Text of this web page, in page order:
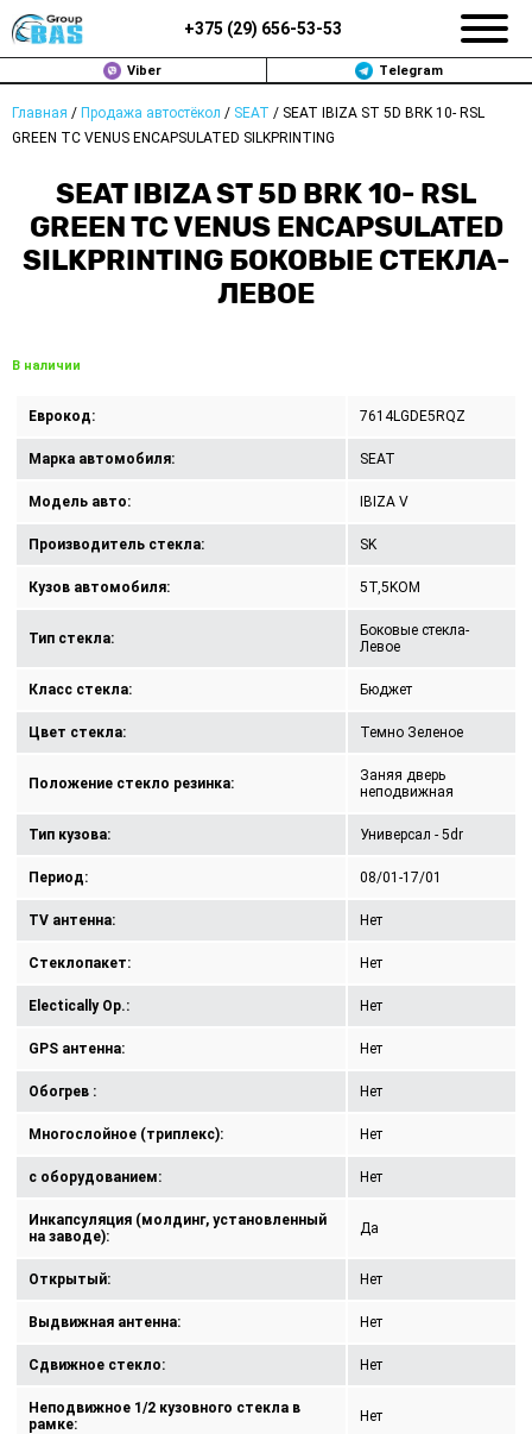
+375 (29) 656-53-53
Viber Telegram
Главная / Продажа автостёкол / SEAT / SEAT IBIZA ST 5D BRK 10- RSL
GREEN TC VENUS ENCAPSULATED SILKPRINTING
SEAT IBIZA ST 5D BRK 10- RSL
GREEN TC VENUS ENCAPSULATED
SILKPRINTING БОКОВЫЕ СТЕКЛА-
ЛЕВОЕ
В наличии
Еврокод: 7614LGDE5RQZ
Марка автомобиля: SEAT
Модель авто: IBIZA V
Производитель стекла: SK
Кузов автомобиля: 5T,5KOM
Тип стекла:
Боковые стекла-
Левое
Класс стекла: Бюджет
Цвет стекла: Темно Зеленое
Положение стекло резинка:
Заняя дверь
неподвижная
Тип кузова: Универсал - 5dr
Период: 08/01-17/01
TV антенна: Нет
Стеклопакет: Нет
Electically Op.: Нет
GPS антенна: Нет
Обогрев : Нет
Многослойное (триплекс): Нет
с оборудованием: Нет
Инкапсуляция (молдинг, установленный
на заводе):
Да
Открытый: Нет
Выдвижная антенна: Нет
Сдвижное стекло: Нет
Неподвижное 1/2 кузовного стекла в
рамке:
Нет
ЗАМЕНА АВТОСТЕКОЛ В МИНСКЕ
ПРОДАЖА АВТОСТЁКОЛ
РЕМОНТ
ПОЛИТИКА КОНФИДЕНЦИАЛЬНОСТИ